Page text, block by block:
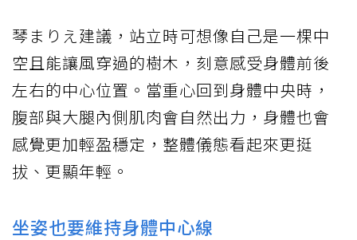
琴まりえ建議，站立時可想像自己是一棵中
空且能讓風穿過的樹木，刻意感受身體前後
左右的中心位置。當重心回到身體中央時，
腹部與大腿內側肌肉會自然出力，身體也會
感覺更加輕盈穩定，整體儀態看起來更挺
拔、更顯年輕。
坐姿也要維持身體中心線